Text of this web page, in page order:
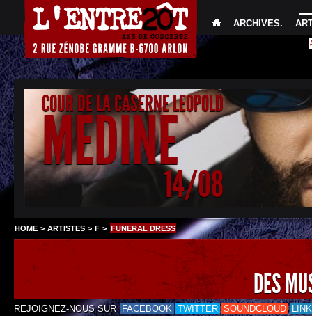
ARCHIVES.
COUR DE LA CASERNE LEOPOLD
MEDINE
14/08
HOME > ARTISTES > F > FUNERAL DRESS
DES
REJOIGNEZ-NOUS SUR FACEBOOK TWITTER SOUNDCLOUD